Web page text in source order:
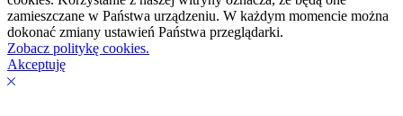
zamieszczane w Państwa urządzeniu. W każdym momencie można
dokonać zmiany ustawień Państwa przeglądarki.
Zobacz politykę cookies.
Akceptuję